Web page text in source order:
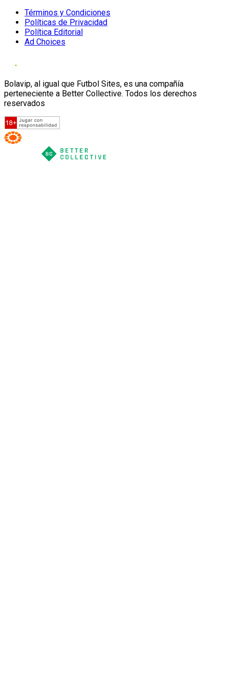
Términos y Condiciones
Políticas de Privacidad
Política Editorial
Ad Choices
Bolavip, al igual que Futbol Sites, es una compañía
perteneciente a Better Collective. Todos los derechos
reservados